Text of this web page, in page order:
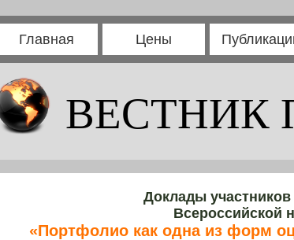
Главная Цены
ВЕСТНИК
Доклады
Всероссийской
«Портфолио как одна из форм